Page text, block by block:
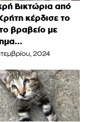
Βικτώρια από
κέρδισε το
βραβείο με
2024